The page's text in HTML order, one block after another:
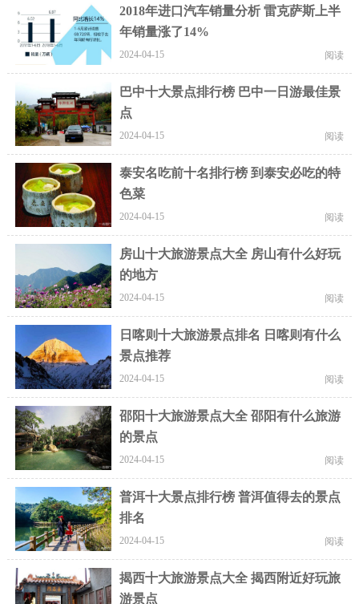
2018年进口汽车销量分析 雷克萨斯上半
年销量涨了14%
2024-04-15 阅读
巴中十大景点排行榜 巴中一日游最佳景
点
2024-04-15 阅读
泰安名吃前十名排行榜 到泰安必吃的特
色菜
2024-04-15 阅读
房山十大旅游景点大全 房山有什么好玩
的地方
2024-04-15 阅读
日喀则十大旅游景点排名 日喀则有什么
景点推荐
2024-04-15 阅读
邵阳十大旅游景点大全 邵阳有什么旅游
的景点
2024-04-15 阅读
普洱十大景点排行榜 普洱值得去的景点
排名
2024-04-15 阅读
揭西十大旅游景点大全 揭西附近好玩旅
游景点